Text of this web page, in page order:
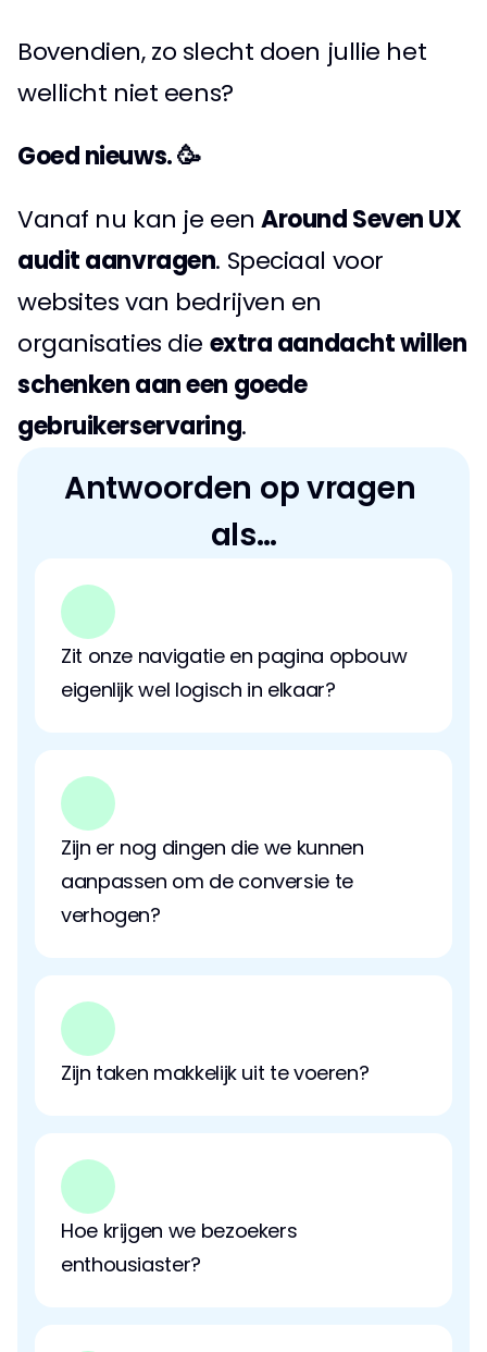
Bovendien, zo slecht doen jullie het
wellicht niet eens?
Goed nieuws. 🥳
Vanaf nu kan je een Around Seven UX
audit aanvragen. Speciaal voor
websites van bedrijven en
organisaties die extra aandacht willen
schenken aan een goede
gebruikerservaring.
Antwoorden op vragen
als…
Zit onze navigatie en pagina opbouw
eigenlijk wel logisch in elkaar?
Zijn er nog dingen die we kunnen
aanpassen om de conversie te
verhogen?
Zijn taken makkelijk uit te voeren?
Hoe krijgen we bezoekers
enthousiaster?